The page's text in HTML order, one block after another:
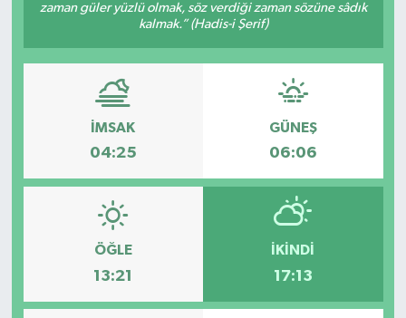
zaman güler yüzlü olmak, söz verdiği zaman sözüne sâdık
kalmak.” (Hadis-i Şerif)
İMSAK
04:25
GÜNEŞ
06:06
ÖĞLE
13:21
İKINDI
17:13